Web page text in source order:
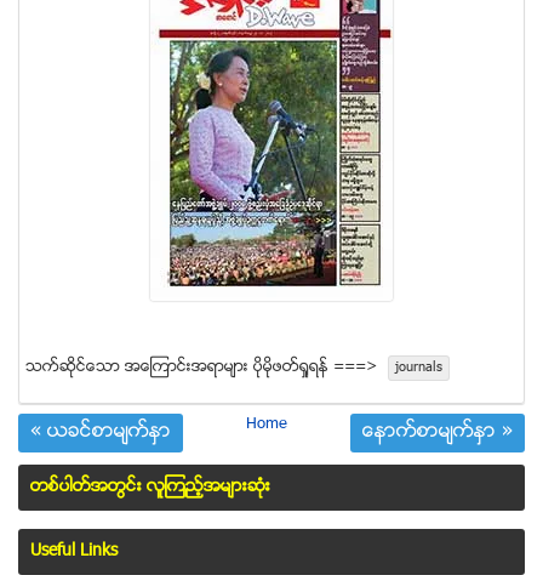
သက္ဆုိင္ေသာ အေၾကာင္းအရာမ်ား ပုိမုိဖတ္ရႈရန္ ===> journals
« ယခင္စာမ်က္ႏွာ Home ေနာက္စာမ်က္ႏွာ »
တစ္ပါတ္အတြင္း လူၾကည့္အမ်ားဆံုး
Useful Links